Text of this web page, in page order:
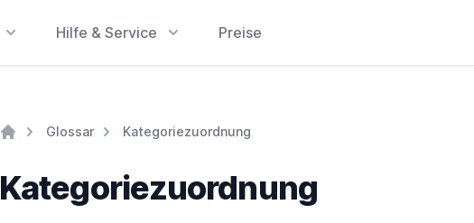
Hilfe & Service Preise
Glossar Kategoriezuordnung
Kategoriezuordnung